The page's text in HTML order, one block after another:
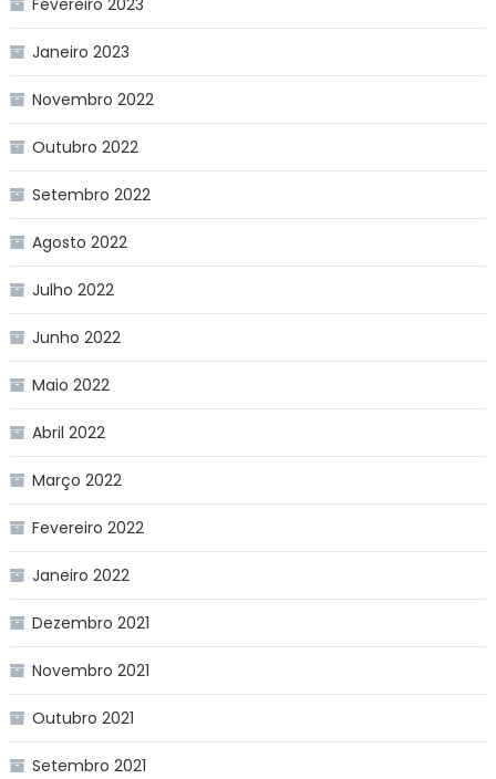
Janeiro 2023
Novembro 2022
Outubro 2022
Setembro 2022
Agosto 2022
Julho 2022
Junho 2022
Maio 2022
Abril 2022
Março 2022
Fevereiro 2022
Janeiro 2022
Dezembro 2021
Novembro 2021
Outubro 2021
Setembro 2021